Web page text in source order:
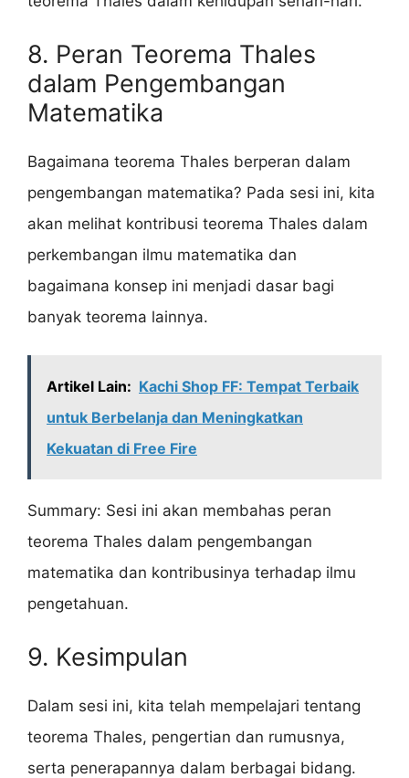
8. Peran Teorema Thales
dalam Pengembangan
Matematika
Bagaimana teorema Thales berperan dalam
pengembangan matematika? Pada sesi ini, kita
akan melihat kontribusi teorema Thales dalam
perkembangan ilmu matematika dan
bagaimana konsep ini menjadi dasar bagi
banyak teorema lainnya.
Artikel Lain: Kachi Shop FF: Tempat Terbaik
untuk Berbelanja dan Meningkatkan
Kekuatan di Free Fire
Summary: Sesi ini akan membahas peran
teorema Thales dalam pengembangan
matematika dan kontribusinya terhadap ilmu
pengetahuan.
9. Kesimpulan
Dalam sesi ini, kita telah mempelajari tentang
teorema Thales, pengertian dan rumusnya,
serta penerapannya dalam berbagai bidang.